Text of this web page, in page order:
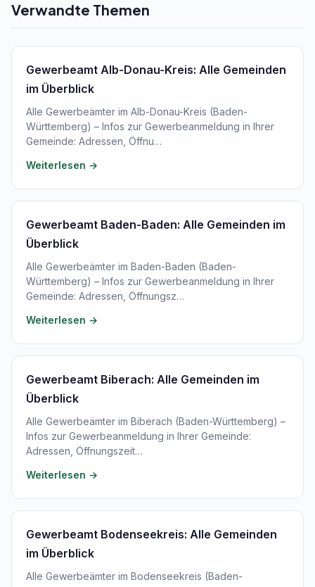
Verwandte Themen
Gewerbeamt Alb-Donau-Kreis: Alle Gemeinden
im Überblick
Alle Gewerbeämter im Alb-Donau-Kreis (Baden-
Württemberg) – Infos zur Gewerbeanmeldung in Ihrer
Gemeinde: Adressen, Öffnu…
Weiterlesen →
Gewerbeamt Baden-Baden: Alle Gemeinden im
Überblick
Alle Gewerbeämter im Baden-Baden (Baden-
Württemberg) – Infos zur Gewerbeanmeldung in Ihrer
Gemeinde: Adressen, Öffnungsz…
Weiterlesen →
Gewerbeamt Biberach: Alle Gemeinden im
Überblick
Alle Gewerbeämter im Biberach (Baden-Württemberg) –
Infos zur Gewerbeanmeldung in Ihrer Gemeinde:
Adressen, Öffnungszeit…
Weiterlesen →
Gewerbeamt Bodenseekreis: Alle Gemeinden
im Überblick
Alle Gewerbeämter im Bodenseekreis (Baden-